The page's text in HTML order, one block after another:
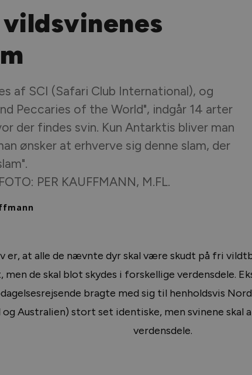
af SCI (Safari Club International), og
Peccaries of the World", indgår 14 arter
der findes svin. Kun Antarktis bliver man
ønsker at erhverve sig denne slam, der
PER KAUFFMANN, M.FL.
er, at alle de nævnte dyr skal være skudt på fri
de skal blot skydes i forskellige verdensdele.
bragte med sig til henholdsvis
og Australien) stort set identiske, men svinene skal
verdensdele.